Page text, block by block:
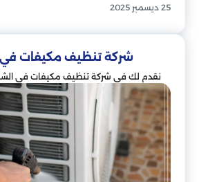
25 ديسمبر 2025
شركة تنظيف مكيفات في
نقدم لك في شركة تنظيف مكيفات في